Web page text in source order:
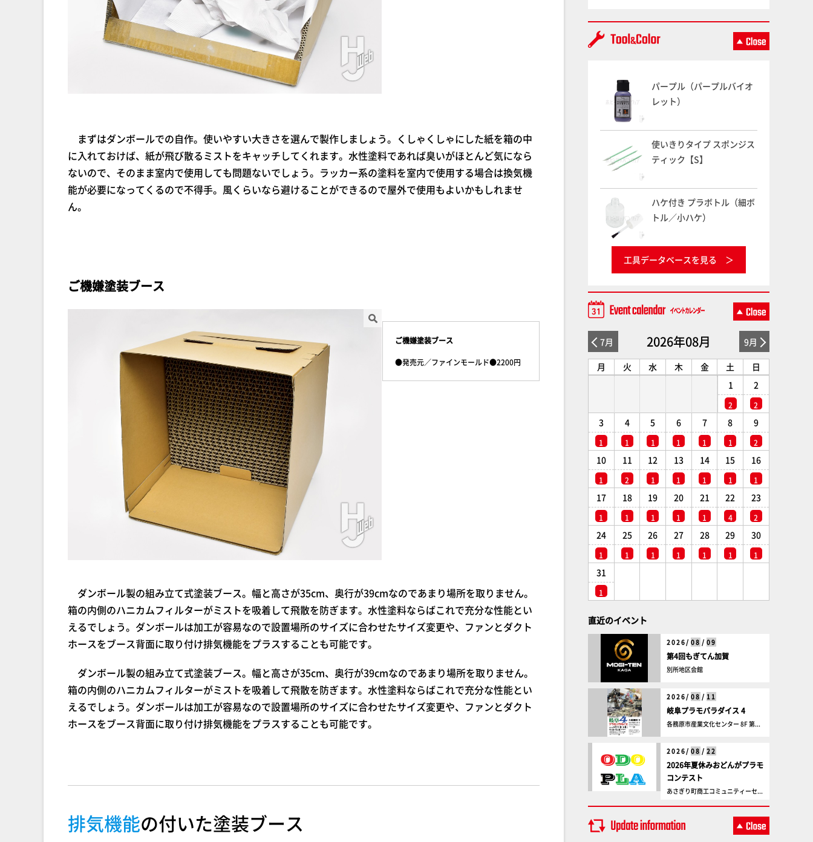
まずはダンボールでの自作。使いやすい大きさを選んで製作しましょう。くしゃくしゃにした紙を箱の中
に入れておけば、紙が飛び散るミストをキャッチしてくれます。水性塗料であれば臭いがほとんど気になら
ないので、そのまま室内で使用しても問題ないでしょう。ラッカー系の塗料を室内で使用する場合は換気機
能が必要になってくるので不得手。風くらいなら避けることができるので屋外で使用もよいかもしれませ
ん。
ご機嫌塗装ブース
ご機嫌塗装ブース
●発売元／ファインモールド●2200円
ダンボール製の組み立て式塗装ブース。幅と高さが35cm、奥行が39cmなのであまり場所を取りません。
箱の内側のハニカムフィルターがミストを吸着して飛散を防ぎます。水性塗料ならばこれで充分な性能とい
えるでしょう。ダンボールは加工が容易なので設置場所のサイズに合わせたサイズ変更や、ファンとダクト
ホースをブース背面に取り付け排気機能をプラスすることも可能です。
ダンボール製の組み立て式塗装ブース。幅と高さが35cm、奥行が39cmなのであまり場所を取りません。
箱の内側のハニカムフィルターがミストを吸着して飛散を防ぎます。水性塗料ならばこれで充分な性能とい
えるでしょう。ダンボールは加工が容易なので設置場所のサイズに合わせたサイズ変更や、ファンとダクト
ホースをブース背面に取り付け排気機能をプラスすることも可能です。
排気機能の付いた塗装ブース
パープル（パープルバイオ
レット）
使いきりタイプ スポンジス
ティック【S】
ハケ付き プラボトル（細ボ
トル／小ハケ）
工具データベースを見る
7月 2026年08月 9月
月 火 水 木 金 土
日
1
2
2
2
3
1
4
1
5
1
6
1
7
1
8
1
9
2
10
1
11
2
12
1
13
1
14
1
15
1
16
1
17
1
18
1
19
1
20
1
21
1
22
4
23
2
24
1
25
1
26
1
27
1
28
1
29
1
30
1
31
1
直近のイベント
2026/ 08 / 09
第4回もぎてん加賀
別所地区会館
2026/ 08 / 11
岐阜プラモパラダイス 4
各務原市産業文化センター 8F 第...
2026/ 08 / 22
2026年夏休みおどんがプラモ
コンテスト
あさぎり町商工コミュニティーセ...